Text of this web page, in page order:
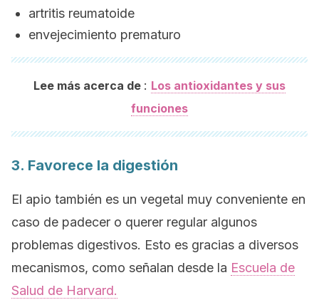
artritis reumatoide
envejecimiento prematuro
Lee más acerca de : Los antioxidantes y sus
funciones
3. Favorece la digestión
El apio también es un vegetal muy conveniente en
caso de padecer o querer regular algunos
problemas digestivos. Esto es gracias a diversos
mecanismos, como señalan desde la Escuela de
Salud de Harvard.